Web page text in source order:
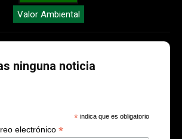
Valor Ambiental
ninguna noticia
* indica que es obligatorio
electrónico *